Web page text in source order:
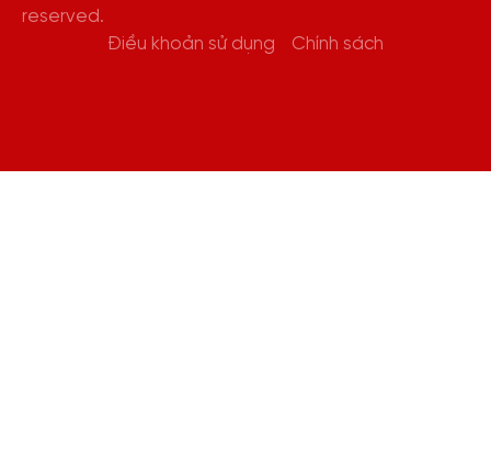
reserved.
Điều khoản sử dụng
Chính sách